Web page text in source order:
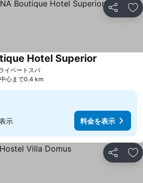
シェア お
イベートスパ
Hotel Superior
心まで0.4 km
示 料金を表示
シェア お